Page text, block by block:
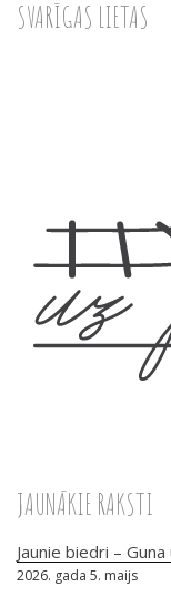
SVARĪGAS LIETAS
JAUNĀKIE RAKSTI
Jaunie biedri –
2026. gada 5. maijs